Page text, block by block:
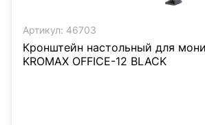
Артикул: 46703
Кронштейн настольный для
KROMAX OFFICE-12 BLACK